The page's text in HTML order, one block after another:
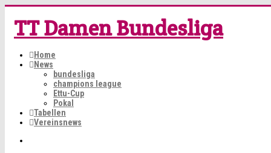
TT Damen Bundesliga
Home
News
bundesliga
champions league
Ettu-Cup
Pokal
Tabellen
Vereinsnews